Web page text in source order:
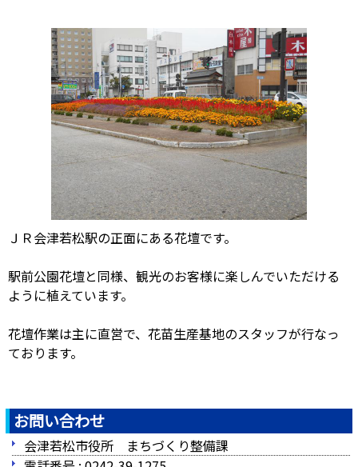
ＪＲ会津若松駅の正面にある花壇です。
駅前公園花壇と同様、観光のお客様に楽しんでいただける
ように植えています。
花壇作業は主に直営で、花苗生産基地のスタッフが行なっ
ております。
お問い合わせ
会津若松市役所 まちづくり整備課